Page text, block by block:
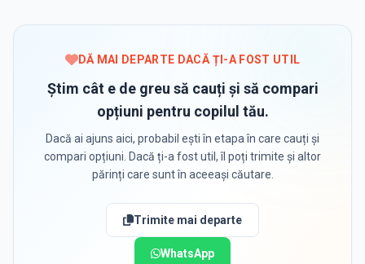
DĂ MAI DEPARTE DACĂ ȚI-A FOST UTIL
Știm cât e de greu să cauți și să compari
opțiuni pentru copilul tău.
Dacă ai ajuns aici, probabil ești în etapa în care cauți și
compari opțiuni. Dacă ți-a fost util, îl poți trimite și altor
părinți care sunt în aceeași căutare.
Trimite mai departe
WhatsApp